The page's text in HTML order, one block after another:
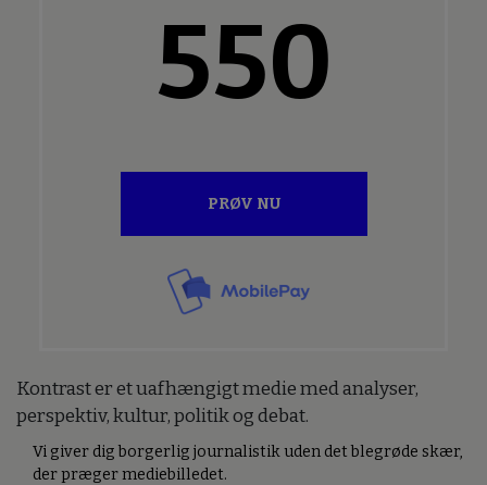
550
PRØV NU
Kontrast er et uafhængigt medie med analyser,
perspektiv, kultur, politik og debat.
Vi giver dig borgerlig journalistik uden det blegrøde skær,
der præger mediebilledet.